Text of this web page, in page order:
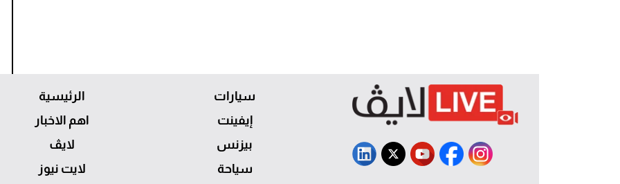
سيارات
إيفينت
بيزنس
سياحة
الرئيسية
اهم الاخبار
لايڤ
لايت نيوز